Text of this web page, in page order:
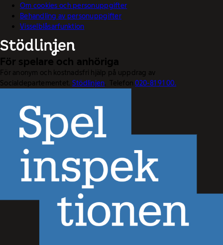
Om cookies och personuppgifter
Behandling av personuppgifter
Visselblåsarfunktion
För spelare och anhöriga
För anonym och kostnadsfri hjälp på uppdrag av
Socialdepartementet. Stödlinjen. Telefon020-81 91 00.